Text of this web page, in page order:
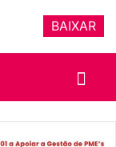
BAIXAR